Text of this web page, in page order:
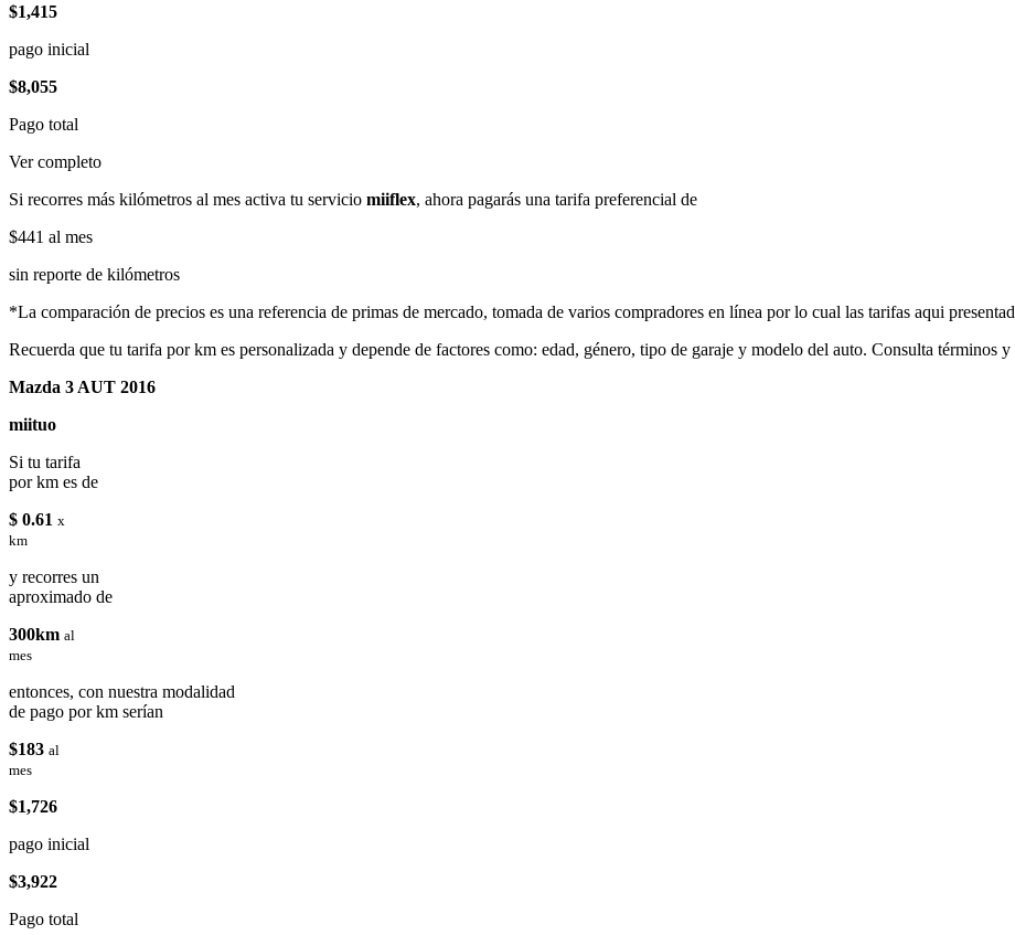
$1,415
pago inicial
$8,055
Pago total
Ver completo
Si recorres más kilómetros al mes activa tu servicio miiflex, ahora pagarás una tarifa preferencial de
$441 al mes
sin reporte de kilómetros
*La comparación de precios es una referencia de primas de mercado, tomada de varios compradores en línea por lo cual las tarifas aqui
Recuerda que tu tarifa por km es personalizada y depende de factores como: edad, género, tipo de garaje y modelo del auto. Consulta términos
Mazda 3 AUT 2016
miituo
Si tu tarifa
por km es de
$ 0.61 x
km
y recorres un
aproximado de
300km al
mes
entonces, con nuestra modalidad
de pago por km serían
$183 al
mes
$1,726
pago inicial
$3,922
Pago total